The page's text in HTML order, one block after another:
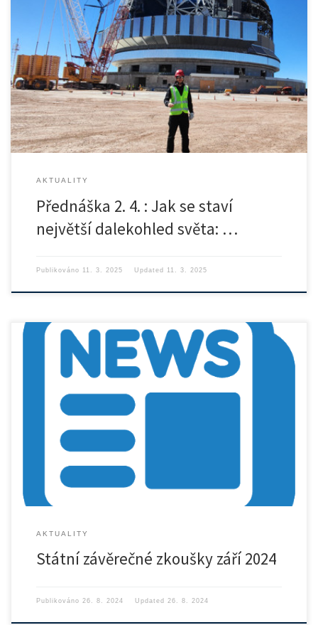
Zveme všechny studenty i zaměstnance v ČVUT v Praze na přednášku
absolventa […]
AKTUALITY
Přednáška 2. 4. : Jak se staví
největší dalekohled světa: …
Publikováno 11. 3. 2025 Updated 11. 3. 2025
Rozpis SZZ září 2024 ke stažení
AKTUALITY
Státní závěrečné zkoušky září 2024
Publikováno 26. 8. 2024 Updated 26. 8. 2024